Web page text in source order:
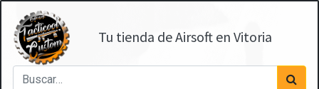
Tu tienda de Airsoft en Vitoria